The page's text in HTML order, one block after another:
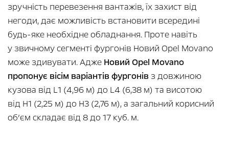
зручність перевезення вантажів, їх захист від
негоди, дає можливість встановити всередині
будь-яке необхідне обладнання. Проте навіть
у звичному сегменті фургонів Новий Opel Movano
може здивувати. Адже Новий Opel Movano
пропонує вісім варіантів фургонів з довжиною
кузова від L1 (4,96 м) до L4 (6,38 м) та висотою
від H1 (2,25 м) до H3 (2,76 м), а загальний корисний
об’єм складає від 8 до 17 куб. м.